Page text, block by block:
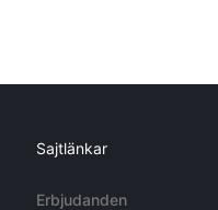
Sajtlänkar
Erbjudanden